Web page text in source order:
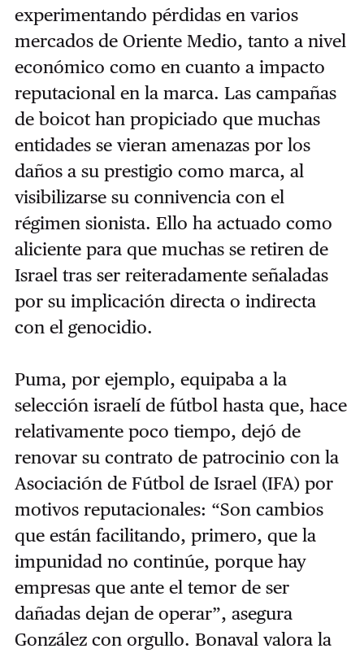
experimentando pérdidas en varios
mercados de Oriente Medio, tanto a nivel
económico como en cuanto a impacto
reputacional en la marca. Las campañas
de boicot han propiciado que muchas
entidades se vieran amenazas por los
daños a su prestigio como marca, al
visibilizarse su connivencia con el
régimen sionista. Ello ha actuado como
aliciente para que muchas se retiren de
Israel tras ser reiteradamente señaladas
por su implicación directa o indirecta
con el genocidio.
Puma, por ejemplo, equipaba a la
selección israelí de fútbol hasta que, hace
relativamente poco tiempo, dejó de
renovar su contrato de patrocinio con la
Asociación de Fútbol de Israel (IFA) por
motivos reputacionales: “Son cambios
que están facilitando, primero, que la
impunidad no continúe, porque hay
empresas que ante el temor de ser
dañadas dejan de operar”, asegura
González con orgullo. Bonaval valora la